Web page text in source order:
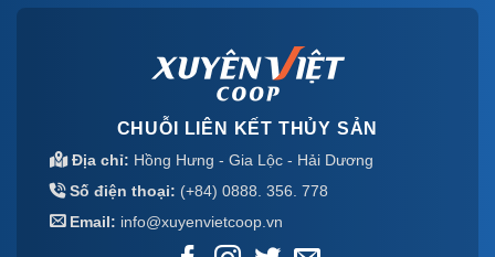
CHUỖI LIÊN KẾT THỦY SẢN
Địa chỉ: Hồng Hưng - Gia Lộc - Hải Dương
Số điện thoại: (+84) 0888. 356. 778
Email: info@xuyenvietcoop.vn